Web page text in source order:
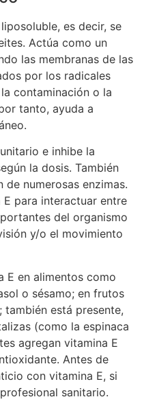
es decir, se
Actúa como un
las membranas de las
por los radicales
contaminación o la
tanto, ayuda a
e inhibe la
la dosis. También
numerosas enzimas.
para interactuar entre
del organismo
y/o el movimiento
E en alimentos como
o sésamo; en frutos
también está presente,
(como la espinaca
agregan vitamina E
Antes de
con vitamina E, si
sanitario.